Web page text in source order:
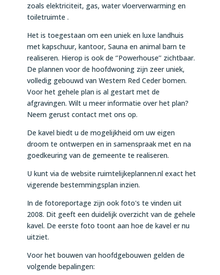
zoals elektriciteit, gas, water vloerverwarming en
toiletruimte .
Het is toegestaan om een uniek en luxe landhuis
met kapschuur, kantoor, Sauna en animal barn te
realiseren. Hierop is ook de ‘’Powerhouse’’ zichtbaar.
De plannen voor de hoofdwoning zijn zeer uniek,
volledig gebouwd van Western Red Ceder bomen.
Voor het gehele plan is al gestart met de
afgravingen. Wilt u meer informatie over het plan?
Neem gerust contact met ons op.
De kavel biedt u de mogelijkheid om uw eigen
droom te ontwerpen en in samenspraak met en na
goedkeuring van de gemeente te realiseren.
U kunt via de website ruimtelijkeplannen.nl exact het
vigerende bestemmingsplan inzien.
In de fotoreportage zijn ook foto's te vinden uit
2008. Dit geeft een duidelijk overzicht van de gehele
kavel. De eerste foto toont aan hoe de kavel er nu
uitziet.
Voor het bouwen van hoofdgebouwen gelden de
volgende bepalingen: